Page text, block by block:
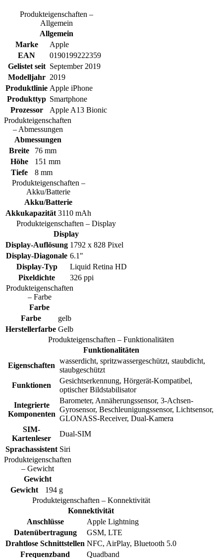
Produkteigenschaften –
Allgemein
Allgemein
Marke
Apple
EAN
0190199222359
Gelistet seit September 2019
Modelljahr 2019
Produktlinie Apple iPhone
Produkttyp Smartphone
Prozessor
Apple A13 Bionic
Produkteigenschaften
– Abmessungen
Abmessungen
Breite
76 mm
Höhe
151 mm
Tiefe
8 mm
Produkteigenschaften –
Akku/Batterie
Akku/Batterie
Akkukapazität 3110 mAh
Produkteigenschaften – Display
Display
Display-Auflösung 1792 x 828 Pixel
Display-Diagonale 6.1"
Display-Typ
Liquid Retina HD
Pixeldichte
326 ppi
Produkteigenschaften
– Farbe
Farbe
Farbe
gelb
Herstellerfarbe Gelb
Produkteigenschaften – Funktionalitäten
Funktionalitäten
Eigenschaften
wasserdicht, spritzwassergeschützt, staubdicht,
staubgeschützt
Funktionen
Gesichtserkennung, Hörgerät-Kompatibel,
optischer Bildstabilisator
Integrierte
Komponenten
Barometer, Annäherungssensor, 3-Achsen-
Gyrosensor, Beschleunigungssensor, Lichtsensor,
GLONASS-Receiver, Dual-Kamera
SIM-
Kartenleser
Dual-SIM
Sprachassistent Siri
Produkteigenschaften
– Gewicht
Gewicht
Gewicht
194 g
Produkteigenschaften – Konnektivität
Konnektivität
Anschlüsse
Apple Lightning
Datenübertragung
GSM, LTE
Drahtlose Schnittstellen NFC, AirPlay, Bluetooth 5.0
Frequenzband
Quadband